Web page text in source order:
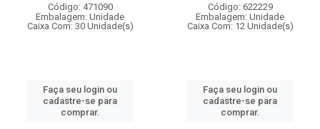
Código: 471090
Embalagem: Unidade
Caixa Com: 30 Unidade(s)
Faça seu login ou
cadastre-se para
comprar.
Código: 622229
Embalagem: Unidade
Caixa Com: 12 Unidade(s)
Faça seu login ou
cadastre-se para
comprar.